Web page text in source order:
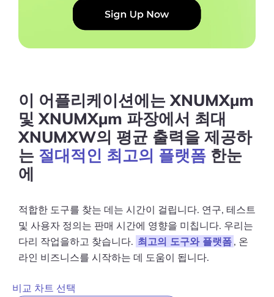
이 어플리케이션에는 XNUMXµm
및 XNUMXµm 파장에서 최대
XNUMXW의 평균 출력을 제공하
는 절대적인 최고의 플랫폼 한눈
에
적합한 도구를 찾는 데는 시간이 걸립니다. 연구, 테스트
및 사용자 정의는 판매 시간에 영향을 미칩니다. 우리는
다리 작업을하고 찾습니다. 최고의 도구와 플랫폼 , 온
라인 비즈니스를 시작하는 데 도움이 됩니다.
비교 차트 선택